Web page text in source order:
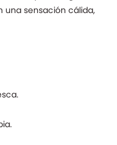
una sensación cálida,